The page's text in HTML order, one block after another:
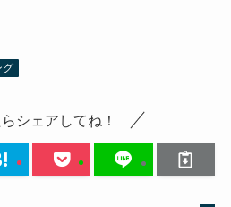
グ
シェアしてね！